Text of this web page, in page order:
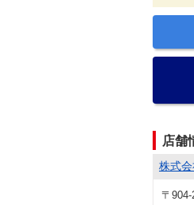
店舗
株式会
〒